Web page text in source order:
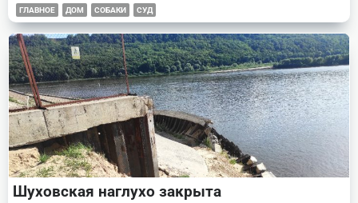
ГЛАВНОЕ ДОМ СОБАКИ СУД
Шуховская наглухо закрыта